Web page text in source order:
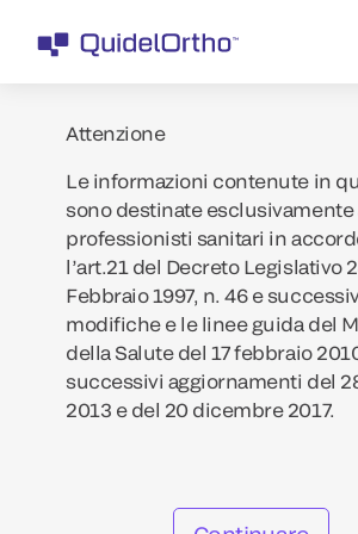
Attenzione
Le informazioni contenute in
sono destinate esclusivamente
professionisti sanitari in
l’art.21 del Decreto Legislativo
Febbraio 1997, n. 46 e
modifiche e le linee guida del
della Salute del 17 febbraio
successivi aggiornamenti del
2013 e del 20 dicembre 2017.